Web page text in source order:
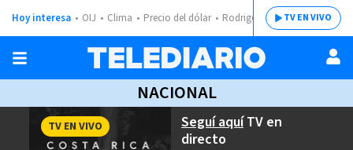
Hoy interesa OIJ Clima Precio del dólar Rodrigo ChavesTV EN VIVO
NACIONAL
Seguí aquíTV en
directo
TV EN VIVO